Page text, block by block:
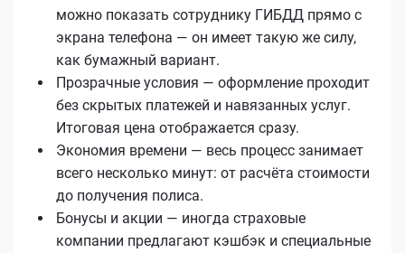
можно показать сотруднику ГИБДД прямо с
экрана телефона — он имеет такую же силу,
как бумажный вариант.
Прозрачные условия — оформление проходит
без скрытых платежей и навязанных услуг.
Итоговая цена отображается сразу.
Экономия времени — весь процесс занимает
всего несколько минут: от расчёта стоимости
до получения полиса.
Бонусы и акции — иногда страховые
компании предлагают кэшбэк и специальные